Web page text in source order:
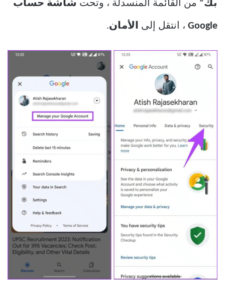
بك” من القائمة المنسدلة ، وتحت شاشة حساب
Google ، انتقل إلى الأمان.